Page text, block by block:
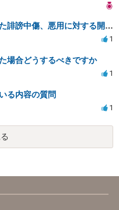
顔写真、フルネームを使用した誹謗中傷、悪用に対する開示請求
1
場合どうするべきですか
1
る内容の質問
1